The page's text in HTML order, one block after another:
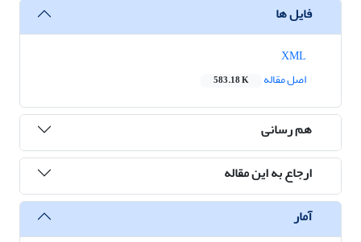
فایل ها
اصل مقاله
583.18 K
هم رسانی
ارجاع به این مقاله
آمار